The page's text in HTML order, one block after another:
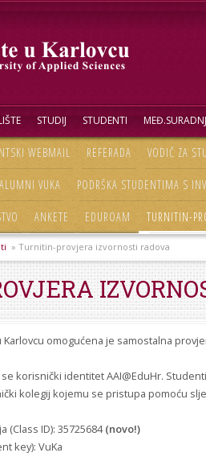
STUDIJ STUDENTI
WEBMAIL REFERADA VODIČ ZA
VUKA PODRŠKA STUDENTIMA S
ANKETE EDUROAM TURNITIN-
» Turnitin-provjera izvornosti radova
omogućena je samostalna
korisnički identitet AAI@EduHr.
kolegij kojemu se pristupa pomoću
(Class ID): 35725684(novo!)
key): VuKa